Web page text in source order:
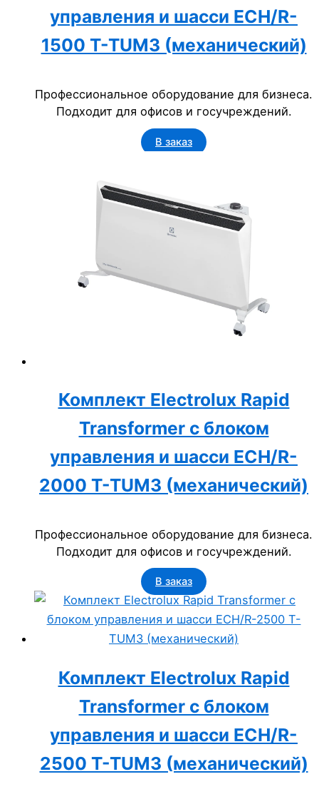
управления и шасси ECH/R-
1500 T-TUM3 (механический)
Профессиональное оборудование для бизнеса.
Подходит для офисов и госучреждений.
В заказ
Комплект Electrolux Rapid
Transformer с блоком
управления и шасси ECH/R-
2000 T-TUM3 (механический)
Профессиональное оборудование для бизнеса.
Подходит для офисов и госучреждений.
В заказ
Комплект Electrolux Rapid
Transformer с блоком
управления и шасси ECH/R-
2500 T-TUM3 (механический)